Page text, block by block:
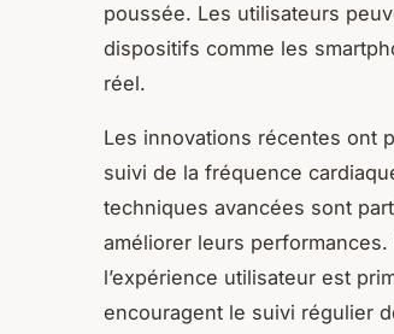
poussée. Les utilisateurs
dispositifs comme les
réel.
Les innovations récentes ont
suivi de la fréquence
techniques avancées sont
améliorer leurs
l’expérience utilisateur est
encouragent le suivi régulier